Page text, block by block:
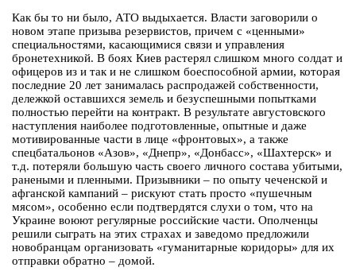
Как бы то ни было, АТО выдыхается. Власти заговорили о
новом этапе призыва резервистов, причем с «ценными»
специальностями, касающимися связи и управления
бронетехникой. В боях Киев растерял слишком много солдат и
офицеров из и так и не слишком боеспособной армии, которая
последние 20 лет занималась распродажей собственности,
дележкой оставшихся земель и безуспешными попытками
полностью перейти на контракт. В результате августовского
наступления наиболее подготовленные, опытные и даже
мотивированные части в лице «фронтовых», а также
спецбатальонов «Азов», «Днепр», «Донбасс», «Шахтерск» и
т.д. потеряли большую часть своего личного состава убитыми,
ранеными и пленными. Призывники – по опыту чеченской и
афганской кампаний – рискуют стать просто «пушечным
мясом», особенно если подтвердятся слухи о том, что на
Украине воюют регулярные российские части. Ополченцы
решили сыграть на этих страхах и заведомо предложили
новобранцам организовать «гуманитарные коридоры» для их
отправки обратно – домой.